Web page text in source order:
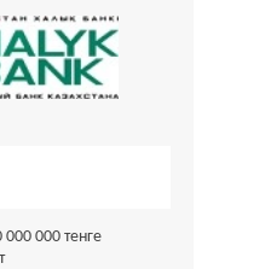
000 тенге